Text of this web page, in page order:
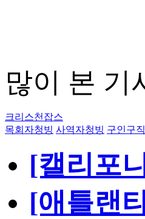
많이 본 기
크리스천잡스
목회자청빙 사역자청빙 구인구직
[캘리포
[애틀랜